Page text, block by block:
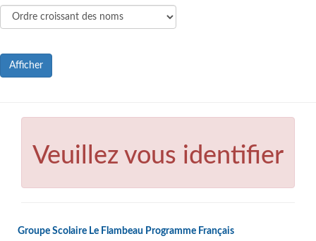
Afficher
Veuillez vous identifier
Groupe Scolaire Le Flambeau Programme Français